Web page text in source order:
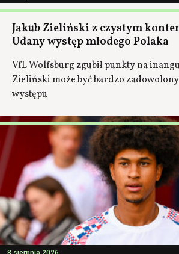
Jakub Zieliński z czystym
Udany występ młodego Polaka
VfL Wolfsburg zgubił punkty na
Zieliński może być bardzo
występu